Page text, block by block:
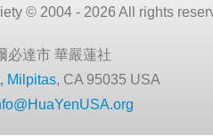
© 2004 - 2026 All rights
必達市 華嚴蓮社
Milpitas, CA 95035 USA